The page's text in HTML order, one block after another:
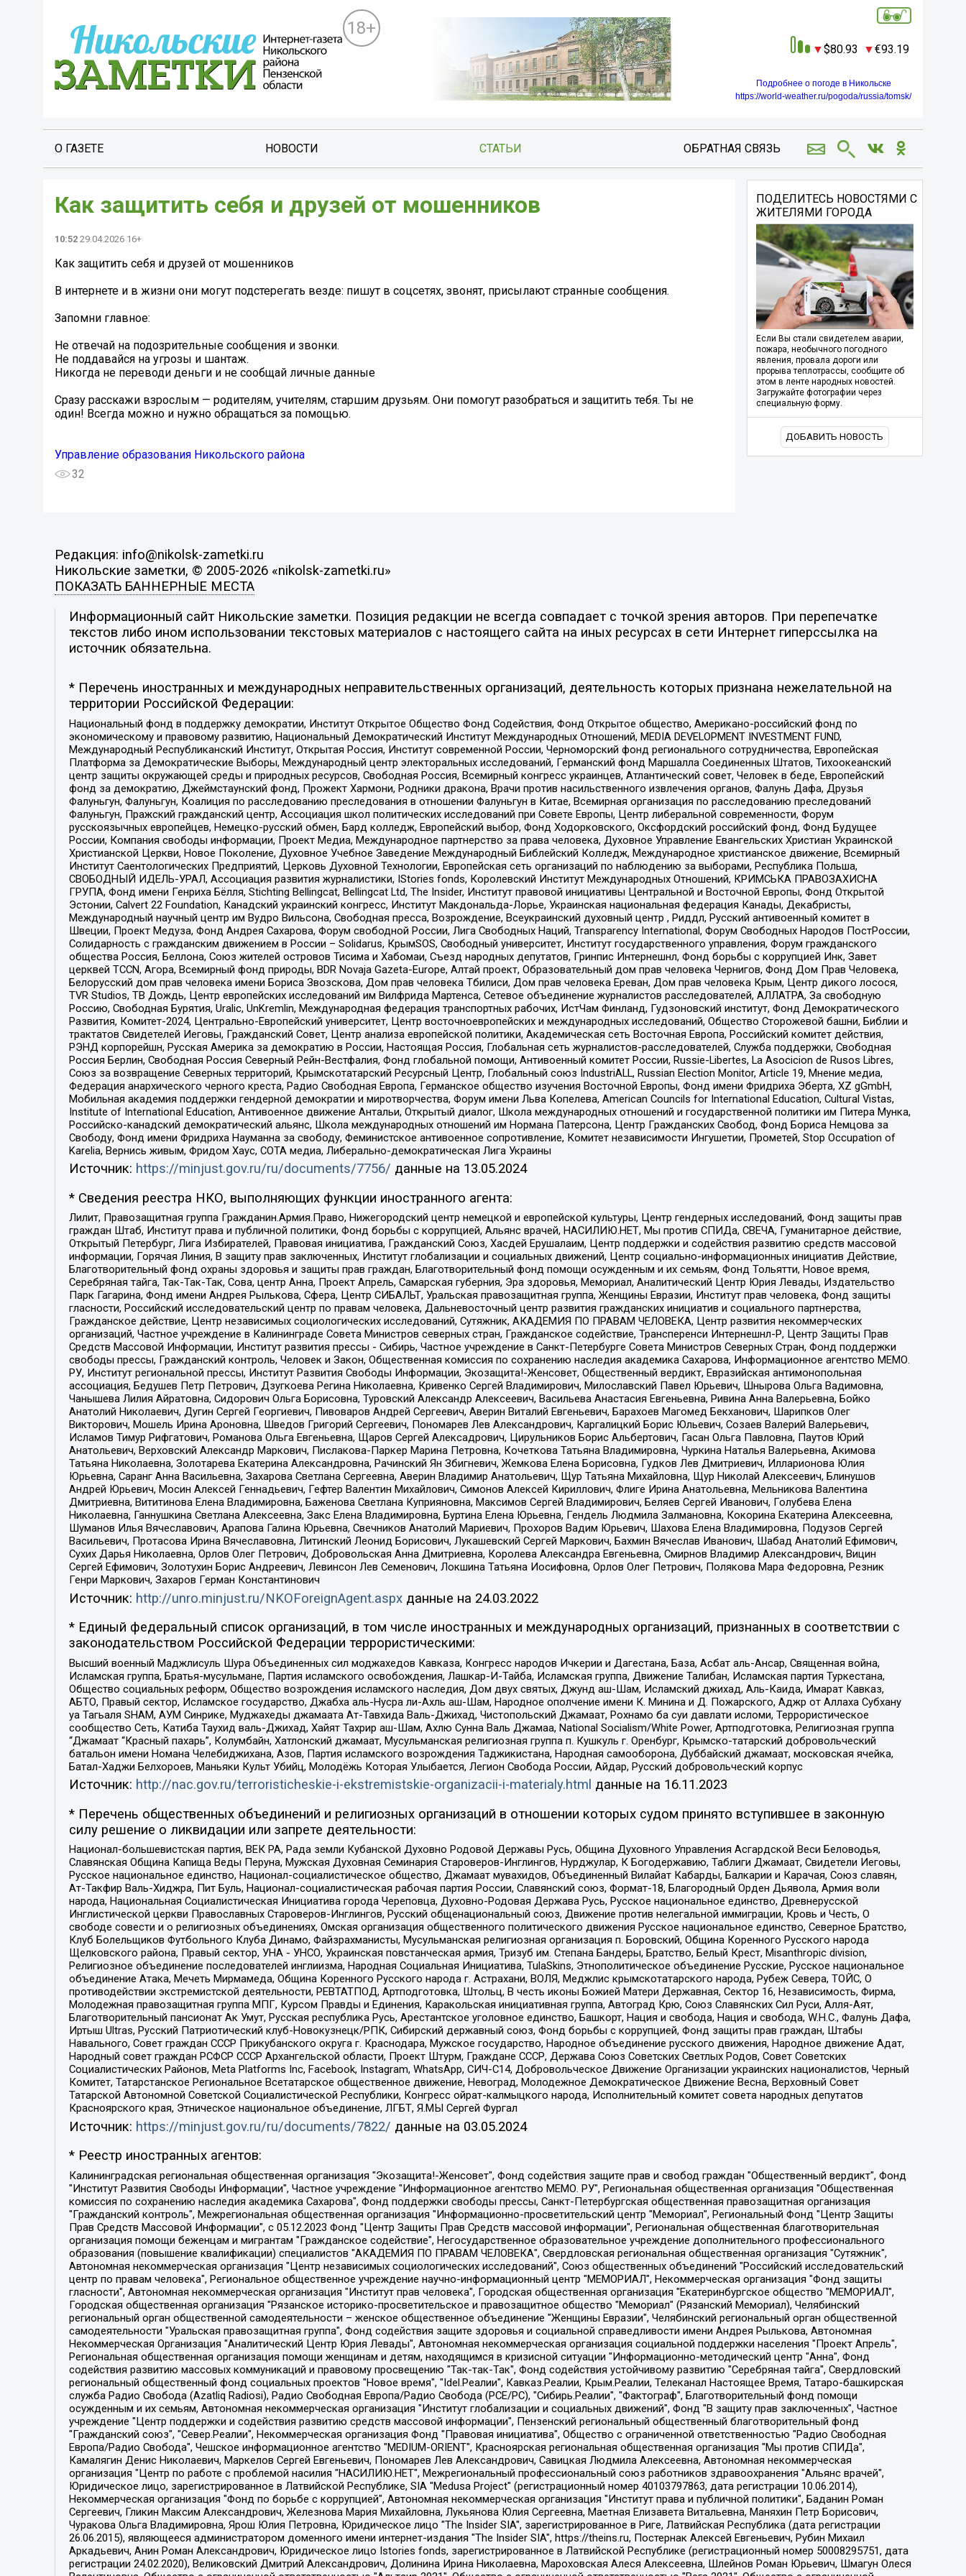
18+
80.93 93.19
Подробнее о погоде в Никольске
https://world-weather.ru/pogoda/russia/tomsk/
О ГАЗЕТЕ НОВОСТИ СТАТЬИ ОБРАТНАЯ СВЯЗЬ
Как защитить себя и друзей от мошенников
10:52 29.04.2026 16+
Как защитить себя и друзей от мошенников
В интернете и в жизни они могут подстерегать везде: пишут в соцсетях, звонят, присылают странные сообщения.
Запомни главное:
Не отвечай на подозрительные сообщения и звонки.
Не поддавайся на угрозы и шантаж.
Никогда не переводи деньги и не сообщай личные данные
Сразу расскажи взрослым — родителям, учителям, старшим друзьям. Они помогут разобраться и защитить тебя. Ты не
один! Всегда можно и нужно обращаться за помощью.
Управление образования Никольского района
32
ПОДЕЛИТЕСЬ НОВОСТЯМИ С
ЖИТЕЛЯМИ ГОРОДА
Если Вы стали свидетелем аварии,
пожара, необычного погодного
явления, провала дороги или
прорыва теплотрассы, сообщите об
этом в ленте народных новостей.
Загружайте фотографии через
специальную форму.
ДОБАВИТЬ НОВОСТЬ
Редакция: info@nikolsk-zametki.ru
Никольские заметки, © 2005-2026 «nikolsk-zametki.ru»
ПОКАЗАТЬ БАННЕРНЫЕ МЕСТА
Информационный сайт Никольские заметки. Позиция редакции не всегда совпадает с точкой зрения авторов. При перепечатке
текстов либо ином использовании текстовых материалов с настоящего сайта на иных ресурсах в сети Интернет гиперссылка на
источник обязательна.
* Перечень иностранных и международных неправительственных организаций, деятельность которых признана нежелательной на
территории Российской Федерации:
Национальный фонд в поддержку демократии, Институт Открытое Общество Фонд Содействия, Фонд Открытое общество, Американо-российский фонд по
экономическому и правовому развитию, Национальный Демократический Институт Международных Отношений, MEDIA DEVELOPMENT INVESTMENT FUND,
Международный Республиканский Институт, Открытая Россия, Институт современной России, Черноморский фонд регионального сотрудничества, Европейская
Платформа за Демократические Выборы, Международный центр электоральных исследований, Германский фонд Маршалла Соединенных Штатов, Тихоокеанский
центр защиты окружающей среды и природных ресурсов, Свободная Россия, Всемирный конгресс украинцев, Атлантический совет, Человек в беде, Европейский
фонд за демократию, Джеймстаунский фонд, Прожект Хармони, Родники дракона, Врачи против насильственного извлечения органов, Фалунь Дафа, Друзья
Фалуньгун, Фалуньгун, Коалиция по расследованию преследования в отношении Фалуньгун в Китае, Всемирная организация по расследованию преследований
Фалуньгун, Пражский гражданский центр, Ассоциация школ политических исследований при Совете Европы, Центр либеральной современности, Форум
русскоязычных европейцев, Немецко-русский обмен, Бард колледж, Европейский выбор, Фонд Ходорковского, Оксфордский российский фонд, Фонд Будущее
России, Компания свободы информации, Проект Медиа, Международное партнерство за права человека, Духовное Управление Евангельских Христиан Украинской
Христианской Церкви, Новое Поколение, Духовное Учебное Заведение Международный Библейский Колледж, Международное христианское движение, Всемирный
Институт Саентологических Предприятий, Церковь Духовной Технологии, Европейская сеть организаций по наблюдению за выборами, Республика Польша,
СВОБОДНЫЙ ИДЕЛЬ-УРАЛ, Ассоциация развития журналистики, IStories fonds, Королевский Институт Международных Отношений, КРИМСЬКА ПРАВОЗАХИСНА
ГРУПА, Фонд имени Генриха Бёлля, Stichting Bellingcat, Bellingcat Ltd, The Insider, Институт правовой инициативы Центральной и Восточной Европы, Фонд Открытой
Эстонии, Calvert 22 Foundation, Канадский украинский конгресс, Институт Макдональда-Лорье, Украинская национальная федерация Канады, Декабристы,
Международный научный центр им Вудро Вильсона, Свободная пресса, Возрождение, Всеукраинский духовный центр , Риддл, Русский антивоенный комитет в
Швеции, Проект Медуза, Фонд Андрея Сахарова, Форум свободной России, Лига Свободных Наций, Transparеncy International, Форум Свободных Народов ПостРоссии,
Солидарность с гражданским движением в России – Solidarus, КрымSOS, Свободный университет, Институт государственного управления, Форум гражданского
общества Россия, Беллона, Союз жителей островов Тисима и Хабомаи, Съезд народных депутатов, Гринпис Интернешнл, Фонд борьбы с коррупцией Инк, Завет
церквей TCCN, Агора, Всемирный фонд природы, BDR Novaja Gazeta-Europe, Алтай проект, Образовательный дом прав человека Чернигов, Фонд Дом Прав Человека,
Белорусский дом прав человека имени Бориса Звозскова, Дом прав человека Тбилиси, Дом прав человека Ереван, Дом прав человека Крым, Центр дикого лосося,
TVR Studios, ТВ Дождь, Центр европейских исследований им Вилфрида Мартенса, Сетевое объединение журналистов расследователей, АЛЛАТРА, За свободную
Россию, Свободная Бурятия, Uralic, UnKremlin, Международная федерация транспортных рабочих, ИстЧам Финланд, Гудзоновский институт, Фонд Демократического
Развития, Комитет-2024, Центрально-Европейский университет, Центр восточноевропейских и международных исследований, Общество Сторожевой башни, Библии и
трактатов Свидетелей Иеговы, Гражданский Совет, Центр анализа европейской политики, Академическая сеть Восточная Европа, Российский комитет действия,
РЭНД корпорейшн, Русская Америка за демократию в России, Настоящая Россия, Глобальная сеть журналистов-расследователей, Служба поддержки, Свободная
Россия Берлин, Свободная Россия Северный Рейн-Вестфалия, Фонд глобальной помощи, Антивоенный комитет России, Russie-Libertes, La Asocicion de Rusos Libres,
Союз за возвращение Северных территорий, Крымскотатарский Ресурсный Центр, Глобальный союз IndustriALL, Russian Election Monitor, Article 19, Мнение медиа,
Федерация анархического черного креста, Радио Свободная Европа, Германское общество изучения Восточной Европы, Фонд имени Фридриха Эберта, XZ gGmbH,
Мобильная академия поддержки гендерной демократии и миротворчества, Форум имени Льва Копелева, American Councils for International Education, Cultural Vistas,
Institute of International Education, Антивоенное движение Антальи, Открытый диалог, Школа международных отношений и государственной политики им Питера Мунка,
Российско-канадский демократический альянс, Школа международных отношений им Нормана Патерсона, Центр Гражданских Свобод, Фонд Бориса Немцова за
Свободу, Фонд имени Фридриха Науманна за свободу, Феминистское антивоенное сопротивление, Комитет независимости Ингушетии, Прометей, Stop Occupation of
Karelia, Вернись живым, Фридом Хаус, СОТА медиа, Либерально-демократическая Лига Украины
Источник: https://minjust.gov.ru/ru/documents/7756/ данные на 13.05.2024
* Сведения реестра НКО, выполняющих функции иностранного агента:
Лилит, Правозащитная группа Гражданин.Армия.Право, Нижегородский центр немецкой и европейской культуры, Центр гендерных исследований, Фонд защиты прав
граждан Штаб, Институт права и публичной политики, Фонд борьбы с коррупцией, Альянс врачей, НАСИЛИЮ.НЕТ, Мы против СПИДа, СВЕЧА, Гуманитарное действие,
Открытый Петербург, Лига Избирателей, Правовая инициатива, Гражданский Союз, Хасдей Ерушалаим, Центр поддержки и содействия развитию средств массовой
информации, Горячая Линия, В защиту прав заключенных, Институт глобализации и социальных движений, Центр социально-информационных инициатив Действие,
Благотворительный фонд охраны здоровья и защиты прав граждан, Благотворительный фонд помощи осужденным и их семьям, Фонд Тольятти, Новое время,
Серебряная тайга, Так-Так-Так, Сова, центр Анна, Проект Апрель, Самарская губерния, Эра здоровья, Мемориал, Аналитический Центр Юрия Левады, Издательство
Парк Гагарина, Фонд имени Андрея Рылькова, Сфера, Центр СИБАЛЬТ, Уральская правозащитная группа, Женщины Евразии, Институт прав человека, Фонд защиты
гласности, Российский исследовательский центр по правам человека, Дальневосточный центр развития гражданских инициатив и социального партнерства,
Гражданское действие, Центр независимых социологических исследований, Сутяжник, АКАДЕМИЯ ПО ПРАВАМ ЧЕЛОВЕКА, Центр развития некоммерческих
организаций, Частное учреждение в Калининграде Совета Министров северных стран, Гражданское содействие, Трансперенси Интернешнл-Р, Центр Защиты Прав
Средств Массовой Информации, Институт развития прессы - Сибирь, Частное учреждение в Санкт-Петербурге Совета Министров Северных Стран, Фонд поддержки
свободы прессы, Гражданский контроль, Человек и Закон, Общественная комиссия по сохранению наследия академика Сахарова, Информационное агентство МЕМО.
РУ, Институт региональной прессы, Институт Развития Свободы Информации, Экозащита!-Женсовет, Общественный вердикт, Евразийская антимонопольная
ассоциация, Бедушев Петр Петрович, Дзугкоева Регина Николаевна, Кривенко Сергей Владимирович, Милославский Павел Юрьевич, Шнырова Ольга Вадимовна,
Чанышева Лилия Айратовна, Сидорович Ольга Борисовна, Туровский Александр Алексеевич, Васильева Анастасия Евгеньевна, Ривина Анна Валерьевна, Бойко
Анатолий Николаевич, Дугин Сергей Георгиевич, Пивоваров Андрей Сергеевич, Аверин Виталий Евгеньевич, Барахоев Магомед Бекханович, Шарипков Олег
Викторович, Мошель Ирина Ароновна, Шведов Григорий Сергеевич, Пономарев Лев Александрович, Каргалицкий Борис Юльевич, Созаев Валерий Валерьевич,
Исламов Тимур Рифгатович, Романова Ольга Евгеньевна, Щаров Сергей Алексадрович, Цирульников Борис Альбертович, Гасан Ольга Павловна, Паутов Юрий
Анатольевич, Верховский Александр Маркович, Пислакова-Паркер Марина Петровна, Кочеткова Татьяна Владимировна, Чуркина Наталья Валерьевна, Акимова
Татьяна Николаевна, Золотарева Екатерина Александровна, Рачинский Ян Збигневич, Жемкова Елена Борисовна, Гудков Лев Дмитриевич, Илларионова Юлия
Юрьевна, Саранг Анна Васильевна, Захарова Светлана Сергеевна, Аверин Владимир Анатольевич, Щур Татьяна Михайловна, Щур Николай Алексеевич, Блинушов
Андрей Юрьевич, Мосин Алексей Геннадьевич, Гефтер Валентин Михайлович, Симонов Алексей Кириллович, Флиге Ирина Анатольевна, Мельникова Валентина
Дмитриевна, Вититинова Елена Владимировна, Баженова Светлана Куприяновна, Максимов Сергей Владимирович, Беляев Сергей Иванович, Голубева Елена
Николаевна, Ганнушкина Светлана Алексеевна, Закс Елена Владимировна, Буртина Елена Юрьевна, Гендель Людмила Залмановна, Кокорина Екатерина Алексеевна,
Шуманов Илья Вячеславович, Арапова Галина Юрьевна, Свечников Анатолий Мариевич, Прохоров Вадим Юрьевич, Шахова Елена Владимировна, Подузов Сергей
Васильевич, Протасова Ирина Вячеславовна, Литинский Леонид Борисович, Лукашевский Сергей Маркович, Бахмин Вячеслав Иванович, Шабад Анатолий Ефимович,
Сухих Дарья Николаевна, Орлов Олег Петрович, Добровольская Анна Дмитриевна, Королева Александра Евгеньевна, Смирнов Владимир Александрович, Вицин
Сергей Ефимович, Золотухин Борис Андреевич, Левинсон Лев Семенович, Локшина Татьяна Иосифовна, Орлов Олег Петрович, Полякова Мара Федоровна, Резник
Генри Маркович, Захаров Герман Константинович
Источник: http://unro.minjust.ru/NKOForeignAgent.aspxданные на 24.03.2022
* Единый федеральный список организаций, в том числе иностранных и международных организаций, признанных в соответствии с
законодательством Российской Федерации террористическими:
Высший военный Маджлисуль Шура Объединенных сил моджахедов Кавказа, Конгресс народов Ичкерии и Дагестана, База, Асбат аль-Ансар, Священная война,
Исламская группа, Братья-мусульмане, Партия исламского освобождения, Лашкар-И-Тайба, Исламская группа, Движение Талибан, Исламская партия Туркестана,
Общество социальных реформ, Общество возрождения исламского наследия, Дом двух святых, Джунд аш-Шам, Исламский джихад, Аль-Каида, Имарат Кавказ,
АБТО, Правый сектор, Исламское государство, Джабха аль-Нусра ли-Ахль аш-Шам, Народное ополчение имени К. Минина и Д. Пожарского, Аджр от Аллаха Субхану
уа Тагьаля SHAM, АУМ Синрике, Муджахеды джамаата Ат-Тавхида Валь-Джихад, Чистопольский Джамаат, Рохнамо ба суи давлати исломи, Террористическое
сообщество Сеть, Катиба Таухид валь-Джихад, Хайят Тахрир аш-Шам, Ахлю Сунна Валь Джамаа, National Socialism/White Power, Артподготовка, Религиозная группа
“Джамаат “Красный пахарь”, Колумбайн, Хатлонский джамаат, Мусульманская религиозная группа п. Кушкуль г. Оренбург, Крымско-татарский добровольческий
батальон имени Номана Челебиджихана, Азов, Партия исламского возрождения Таджикистана, Народная самооборона, Дуббайский джамаат, московская ячейка,
Батал-Хаджи Белхороев, Маньяки Культ Убийц, Молодёжь Которая Улыбается, Легион Свобода России, Айдар, Русский добровольческий корпус
Источник: http://nac.gov.ru/terroristicheskie-i-ekstremistskie-organizacii-i-materialy.html данные на 16.11.2023
* Перечень общественных объединений и религиозных организаций в отношении которых судом принято вступившее в законную
силу решение о ликвидации или запрете деятельности:
Национал-большевистская партия, ВЕК РА, Рада земли Кубанской Духовно Родовой Державы Русь, Община Духовного Управления Асгардской Веси Беловодья,
Славянская Община Капища Веды Перуна, Мужская Духовная Семинария Староверов-Инглингов, Нурджулар, К Богодержавию, Таблиги Джамаат, Свидетели Иеговы,
Русское национальное единство, Национал-социалистическое общество, Джамаат мувахидов, Объединенный Вилайат Кабарды, Балкарии и Карачая, Союз славян,
Ат-Такфир Валь-Хиджра, Пит Буль, Национал-социалистическая рабочая партия России, Славянский союз, Формат-18, Благородный Орден Дьявола, Армия воли
народа, Национальная Социалистическая Инициатива города Череповца, Духовно-Родовая Держава Русь, Русское национальное единство, Древнерусской
Инглистической церкви Православных Староверов-Инглингов, Русский общенациональный союз, Движение против нелегальной иммиграции, Кровь и Честь, О
свободе совести и о религиозных объединениях, Омская организация общественного политического движения Русское национальное единство, Северное Братство,
Клуб Болельщиков Футбольного Клуба Динамо, Файзрахманисты, Мусульманская религиозная организация п. Боровский, Община Коренного Русского народа
Щелковского района, Правый сектор, УНА - УНСО, Украинская повстанческая армия, Тризуб им. Степана Бандеры, Братство, Белый Крест, Misanthropic division,
Религиозное объединение последователей инглиизма, Народная Социальная Инициатива, TulaSkins, Этнополитическое объединение Русские, Русское национальное
объединение Атака, Мечеть Мирмамеда, Община Коренного Русского народа г. Астрахани, ВОЛЯ, Меджлис крымскотатарского народа, Рубеж Севера, ТОЙС, О
противодействии экстремистской деятельности, РЕВТАТПОД, Артподготовка, Штольц, В честь иконы Божией Матери Державная, Сектор 16, Независимость, Фирма,
Молодежная правозащитная группа МПГ, Курсом Правды и Единения, Каракольская инициативная группа, Автоград Крю, Союз Славянских Сил Руси, Алля-Аят,
Благотворительный пансионат Ак Умут, Русская республика Русь, Арестантское уголовное единство, Башкорт, Нация и свобода, Нация и свобода, W.H.С., Фалунь Дафа,
Иртыш Ultras, Русский Патриотический клуб-Новокузнецк/РПК, Сибирский державный союз, Фонд борьбы с коррупцией, Фонд защиты прав граждан, Штабы
Навального, Совет граждан СССР Прикубанского округа г. Краснодара, Мужское государство, Народное объединение русского движения, Народное движение Адат,
Народный совет граждан РСФСР СССР Архангельской области, Проект Штурм, Граждане СССР, Держава Союз Советских Светлых Родов, Совет Советских
Социалистических Районов, Meta Platforms Inc, Facebook, Instagram, WhatsApp, СИЧ-С14, Добровольческое Движение Организации украинских националистов, Черный
Комитет, Татарстанское Региональное Всетатарское общественное движение, Невоград, Молодежное Демократическое Движение Весна, Верховный Совет
Татарской Автономной Советской Социалистической Республики, Конгресс ойрат-калмыцкого народа, Исполнительный комитет совета народных депутатов
Красноярского края, Этническое национальное объединение, ЛГБТ, Я.МЫ Сергей Фургал
Источник: https://minjust.gov.ru/ru/documents/7822/ данные на 03.05.2024
* Реестр иностранных агентов:
Калининградская региональная общественная организация "Экозащита!-Женсовет", Фонд содействия защите прав и свобод граждан "Общественный вердикт", Фонд "Институт Развития Свободы Информации", Частное учреждение "Информационное агентство МЕМО. РУ", Региональная общественная организация "Общественная комиссия по сохранению наследия академика Сахарова", Фонд поддержки свободы прессы, Санкт-Петербургская общественная правозащитная организация "Гражданский контроль", Межрегиональная общественная организация "Информационно-просветительский центр "Мемориал", Региональный Фонд "Центр Защиты Прав Средств Массовой Информации", с 05.12.2023 Фонд "Центр Защиты Прав Средств массовой информации", Региональная общественная благотворительная организация помощи беженцам и мигрантам "Гражданское содействие", Негосударственное образовательное учреждение дополнительного профессионального образования (повышение квалификации) специалистов "АКАДЕМИЯ ПО ПРАВАМ ЧЕЛОВЕКА", Свердловская региональная общественная организация "Сутяжник", Автономная некоммерческая организация "Центр независимых социологических исследований", Союз общественных объединений "Российский исследовательский центр по правам человека", Региональное общественное учреждение научно-информационный центр "МЕМОРИАЛ", Некоммерческая организация "Фонд защиты гласности", Автономная некоммерческая организация "Институт прав человека", Городская общественная организация "Екатеринбургское общество "МЕМОРИАЛ", Городская общественная организация "Рязанское историко-просветительское и правозащитное общество "Мемориал" (Рязанский Мемориал), Челябинский региональный орган общественной самодеятельности – женское общественное объединение "Женщины Евразии", Челябинский региональный орган общественной самодеятельности "Уральская правозащитная группа", Фонд содействия защите здоровья и социальной справедливости имени Андрея Рылькова, Автономная Некоммерческая Организация "Аналитический Центр Юрия Левады", Автономная некоммерческая организация социальной поддержки населения "Проект Апрель", Региональная общественная организация помощи женщинам и детям, находящимся в кризисной ситуации "Информационно-методический центр "Анна", Фонд содействия развитию массовых коммуникаций и правовому просвещению "Так-так-Так", Фонд содействия устойчивому развитию "Серебряная тайга", Свердловский региональный общественный фонд социальных проектов "Новое время", "Idel.Реалии", Кавказ.Реалии, Крым.Реалии, Телеканал Настоящее Время, Татаро-башкирская служба Радио Свобода (Azatliq Radiosi), Радио Свободная Европа/Радио Свобода (PCE/PC), "Сибирь.Реалии", "Фактограф", Благотворительный фонд помощи осужденным и их семьям, Автономная некоммерческая организация "Институт глобализации и социальных движений", Фонд "В защиту прав заключенных", Частное учреждение "Центр поддержки и содействия развитию средств массовой информации", Пензенский региональный общественный благотворительный фонд "Гражданский союз", "Север.Реалии", Некоммерческая организация Фонд "Правовая инициатива", Общество с ограниченной ответственностью "Радио Свободная Европа/Радио Свобода", Чешское информационное агентство "MEDIUM-ORIENT", Красноярская региональная общественная организация "Мы против СПИДа", Камалягин Денис Николаевич, Маркелов Сергей Евгеньевич, Пономарев Лев Александрович, Савицкая Людмила Алексеевна, Автономная некоммерческая организация "Центр по работе с проблемой насилия "НАСИЛИЮ.НЕТ", Межрегиональный профессиональный союз работников здравоохранения "Альянс врачей", Юридическое лицо, зарегистрированное в Латвийской Республике, SIA "Medusa Project" (регистрационный номер 40103797863, дата регистрации 10.06.2014), Некоммерческая организация "Фонд по борьбе с коррупцией", Автономная некоммерческая организация "Институт права и публичной политики", Баданин Роман Сергеевич, Гликин Максим Александрович, Железнова Мария Михайловна, Лукьянова Юлия Сергеевна, Маетная Елизавета Витальевна, Маняхин Петр Борисович, Чуракова Ольга Владимировна, Ярош Юлия Петровна, Юридическое лицо "The Insider SIA", зарегистрированное в Риге, Латвийская Республика (дата регистрации 26.06.2015), являющееся администратором доменного имени интернет-издания "The Insider SIA", https://theins.ru, Постернак Алексей Евгеньевич, Рубин Михаил Аркадьевич, Анин Роман Александрович, Юридическое лицо Istories fonds, зарегистрированное в Латвийской Республике (регистрационный номер 50008295751, дата регистрации 24.02.2020), Великовский Дмитрий Александрович, Долинина Ирина Николаевна, Мароховская Алеся Алексеевна, Шлейнов Роман Юрьевич, Шмагун Олеся Валентиновна, Общество с ограниченной ответственностью "Альтаир 2021", Общество с ограниченной ответственностью "Вега 2021", Общество с ограниченной ответственностью "Главный редактор 2021", Общество с ограниченной ответственностью "Ромашки монолит", Важенков Артем Валерьевич, Ивановская областная общественная организация "Центр гендерных исследований", Гурман Юрий Альбертович, Медиапроект "ОВД-Инфо", Егоров Владимир Владимирович, Жилинский Владимир Александрович, Общество с ограниченной ответственностью "ЗП", Иванова София Юрьевна, Карезина Инна Павловна, Кильтау Екатерина Викторовна, Петров Алексей Викторович, Пискунов Сергей Евгеньевич, Смирнов Сергей Сергеевич, Тихонов Михаил Сергеевич, Общество с ограниченной ответственностью "ЖУРНАЛИСТ-ИНОСТРАННЫЙ АГЕНТ", Арапова Галина Юрьевна, Вольтская Татьяна Анатольевна, Американская компания "Mason G.E.S. Anonymous Foundation" (США), являющаяся владельцем интернет-издания https://mnews.world/, Компания "Stichting Bellingcat", зарегистрированная в Нидерландах (дата регистрации 11.07.2018), Захаров Андрей Вячеславович, Клепиковская Екатерина Дмитриевна, Общество с ограниченной ответственностью "МЕМО", Перл Роман Александрович, Симонов Евгений Алексеевич, Соловьева Елена Анатольевна, Сотников Даниил Владимирович, Сурначева Елизавета Дмитриевна, Автономная некоммерческая организация по защите прав человека и информированию населения "Якутия – Наше Мнение", Общество с ограниченной ответственностью "Москоу диджитал медиа", с 26.01.2023 Общество с ограниченной ответственностью "Чайка Белые сады", Ветошкина Валерия Валерьевна, Заговора Максим Александрович, Межрегиональное общественное движение "Российская ЛГБТ - сеть", Оленичев Максим Владимирович, Павлов Иван Юрьевич, Скворцова Елена Сергеевна, Общество с ограниченной ответственностью "Как бы инагент", Кочетков Игорь Викторович, Общество с ограниченной ответственностью "Честные выборы", Еланчик Олег Александрович, Общество с ограниченной ответственностью "Нобелевский призыв", Гималова Регина Эмилевна, Григорьев Андрей Валерьевич, Григорьева Алина Александровна, Ассоциация по содействию защите прав призывников, альтернативнослужащих и военнослужащих "Правозащитная группа "Гражданин.Армия.Право", Хисамова Регина Фаритовна, Автономная некоммерческая организация по реализации социально-правовых программ "Лилит", Дальневосточное общественное движение "Маяк", Санкт-Петербургская ЛГБТ-инициативная группа "Выход", Инициативная группа ЛГБТ+ "Реверс", Алексеев Андрей Викторович, Бекбулатова Таисия Львовна, Беляев Иван Михайлович, Владыкина Елена Сергеевна, Гельман Марат Александрович, Никульшина Вероника Юрьевна, Толоконникова Надежда Андреевна, Шендерович Виктор Анатольевич, Общество с ограниченной ответственностью "Данное сообщение", Общество с ограниченной ответственностью Издательский дом "Новая глава", Айнбиндер Александра Александровна, Московский комьюнити-центр для ЛГБТ+инициатив, Благотворительный фонд развития филантропии, Deutsche Welle (Германия, Kurt-Schumacher-Strasse 3, 53113 Bonn), Борзунова Мария Михайловна, Воробьев Виктор Викторович, Голубева Анна Львовна, Константинова Алла Михайловна, Малкова Ирина Владимировна, Мурадов Мурад Абдулгалимович, Осетинская Елизавета Николаевна, Понасенков Евгений Николаевич, Ганапольский Матвей Юрьевич, Киселев Евгений Алексеевич, Борухович Ирина Григорьевна, Дремин Иван Тимофеевич, Дубровский Дмитрий Викторович, Красноярская региональная общественная организация поддержки и развития альтернативных образовательных технологий и межкультурных коммуникаций "ИНТЕРРА", Маяковская Екатерина Алексеевна, Фейгин Марк Захарович, Филимонов Андрей Викторович, Дзугкоева Регина Николаевна, Доброхотов Роман Александрович, Дудь Юрий Александрович, Елкин Сергей Владимирович, Кругликов Кирилл Игоревич, Сабунаева Мария Леонидовна, Семенов Алексей Владимирович, Шаинян Карен Багратович, Шульман Екатерина Михайловна, Асафьев Артур Валерьевич, Вахштайн Виктор Семенович, Венедиктов Алексей Алексеевич, Лушникова Екатерина Евгеньевна, Волков Леонид Михайлович, Невзоров Александр Глебович, Пархоменко Сергей Борисович, Сироткин Ярослав Николаевич, Кара-Мурза Владимир Владимирович, Баранова Наталья Владимировна, Гозман Леонид Яковлевич, Кагарлицкий Борис Юльевич, Климарев Михаил Валерьевич, Милов Владимир Станиславович, Автономная некоммерческая организация Краснодарский центр современного искусства "Типография", Моргенштерн Алишер Тагирович, Соболь Любовь Эдуардовна, Общество с ограниченной ответственностью "ЛИЗА НОРМ", Каспаров Гарри Кимович, Ходорковский Михаил Борисович, Общество с ограниченной ответственностью "Апрельские тезисы", Данилович Ирина Брониславовна, Кашин Олег Владимирович, Петров Николай Владимирович, Пивоваров Алексей Владимирович, Соколов Михаил Владимирович, Цветкова Юлия Владимировна, Чичваркин Евгений Александрович, Комитет против пыток/Команда против пыток, Общество с ограниченной ответственностью "Первый научный", Общество с ограниченной ответственностью "Вертолет и ко", Белоцерковская Вероника Борисовна, Кац Максим Евгеньевич, Лазарева Татьяна Юрьевна, Шаведдинов Руслан Табризович, Яшин Илья Валерьевич, Общество с ограниченной ответственностью "Иноагент ААВ", Алешковский Дмитрий Петрович, Альбац Евгения Марковна, Быков Дмитрий Львович, Галямина Юлия Евгеньевна, Лойко Сергей Леонидович, Мартынов Кирилл Константинович, Медведев Сергей Александрович, Крашенинников Федор Геннадиевич, Гордеева Катерина Вл